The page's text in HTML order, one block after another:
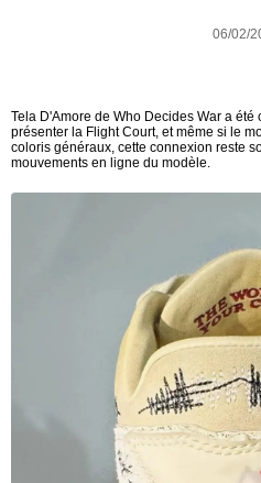
06/02/
Tela D'Amore de Who Decides War a
présenter la Flight Court, et même si le
coloris généraux, cette connexion reste
mouvements en ligne du modèle.